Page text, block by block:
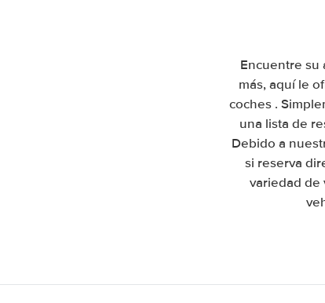
Encuentre su
más, aquí le
coches .
una lista de
Debido a
si reserva
variedad de